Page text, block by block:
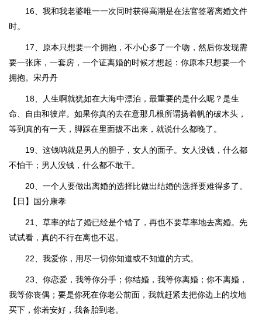
16、我和我老婆唯一一次同时获得高潮是在法官签署离婚文件
时。
17、原本只想要一个拥抱，不小心多了一个吻，然后你发现需
要一张床，一套房，一个证离婚的时候才想起：你原本只想要一个
拥抱。宋丹丹
18、人生啊就犹如在大海中漂泊，最重要的是什么呢？是生
命、自由和彼岸。如果你真的去在意那几根所谓扬着帆的破木头，
等到真的有一天，脚踩在里面拔不出来，就说什么都晚了。
19、这钱呐就是男人的胆子，女人的面子。女人没钱，什么都
不怕干；男人没钱，什么都不敢干。
20、一个人要做出离婚的选择比做出结婚的选择要难得多了。
【日】国分康孝
21、草率的结了婚已经是个错了，再也不要草率地去离婚。先
试试看，真的不行在离也不迟。
22、我爱你，用尽一切你知道或不知道的方式。
23、你恋爱，我等你分手；你结婚，我等你离婚；你不离婚，
我等你丧偶；要是你死在你老公前面，我就赶紧去把你边上的坟地
买下，你若安好，我备胎到老。